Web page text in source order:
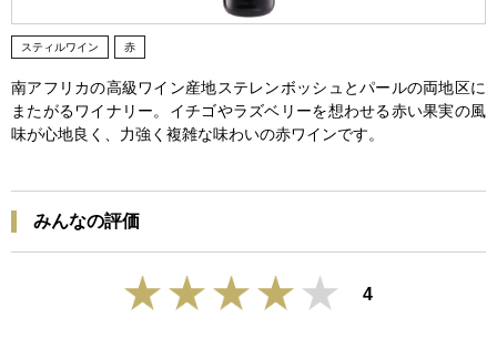
スティルワイン 赤
南アフリカの高級ワイン産地ステレンボッシュとパールの両地区に
またがるワイナリー。イチゴやラズベリーを想わせる赤い果実の風
味が心地良く、力強く複雑な味わいの赤ワインです。
みんなの評価
4